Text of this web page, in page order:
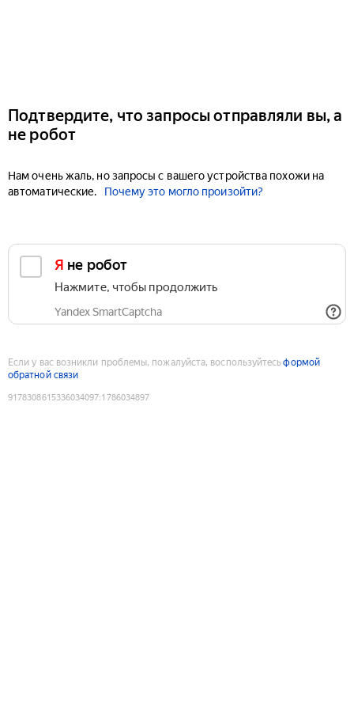
Подтвердите, что запросы отправляли вы, а
не робот
Нам очень жаль, но запросы с вашего устройства похожи на
автоматические.
Почему это могло произойти?
Я не робот
Нажмите, чтобы продолжить
Yandex SmartCaptcha
Если у вас возникли проблемы, пожалуйста, воспользуйтесьформой
обратной связи
9178308615336034097:1786034897